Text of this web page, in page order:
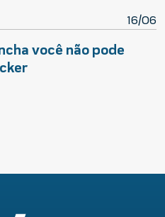
16/06
você não pode